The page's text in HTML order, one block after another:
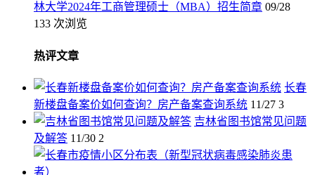
林大学2024年工商管理硕士（MBA）招生简章 09/28
133 次浏览
热评文章
长春
新楼盘备案价如何查询？房产备案查询系统 11/27 3
吉林省图书馆常见问题
及解答 11/30 2